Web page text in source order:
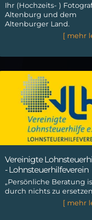
Ihr (Hochzeits- )
Altenburg und dem
Altenburger Land.
[ mehr l
Vereinigte
- Lohnsteuerhilfeverein
„Persönliche Beratung
durch nichts zu
[ mehr l